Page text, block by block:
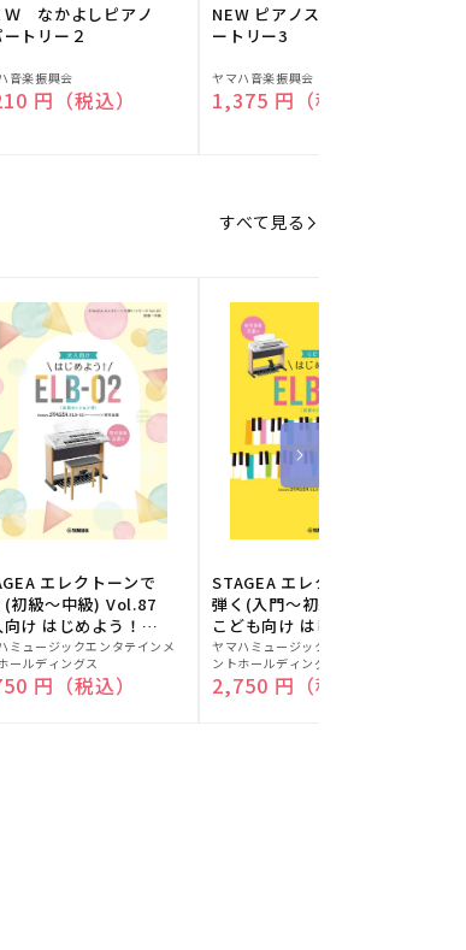
Ｗ なかよしピアノ
ートリー２
音楽振興会
価格
円（税込）
NEW ピアノスタディ レパ
ートリー3
販
売
ヤマハ音楽振興会
通常価格
1,375 円（税込）
すべて見る
エレクトーンで
(初級～中級) Vol.87
け はじめよう！
02(楽器のトリセツ
ミュージックエンタテインメ
ールディングス
価格
円（税込）
STAGEA エレクトーンで
弾く(入門～初級) Vol.86
こども向け はじめよう！
ELB-02(楽器のトリセツ
付)
販
売
元:
ヤマハミュージックエンタテインメ
ントホールディングス
通常価格
2,750 円（税込）